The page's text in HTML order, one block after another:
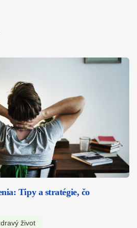
Tipy a stratégie, čo
život